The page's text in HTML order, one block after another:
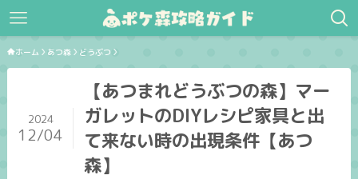
ホーム あつ森 どうぶつ
【あつまれどうぶつの森】マー
ガレットのDIYレシピ家具と出
て来ない時の出現条件【あつ
森】
2024
12/04